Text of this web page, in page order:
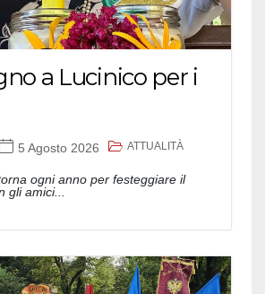
a Lucinico per i
5 Agosto 2026 ATTUALITÀ
ogni anno per festeggiare il
gli amici...